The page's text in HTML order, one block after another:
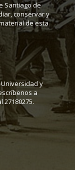
Santiago de
conservar y
de esta
y
a